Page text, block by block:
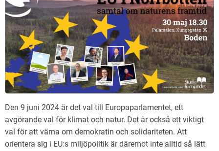
Den 9 juni 2024 är det val till Europaparlamentet, ett
avgörande val för klimat och natur. Det är också ett viktigt
val för att värna om demokratin och solidariteten. Att
orientera sig i EU:s miljöpolitik är däremot inte alltid så lätt